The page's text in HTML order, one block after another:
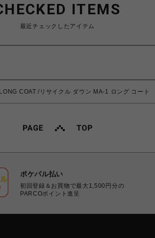
ITEMS
最近チェックしたアイテム
COAT /リサイクル ダウン MA-1 ロング コート
ポケパル払い
初回登録＆お買物で最大1,500円分の
PARCOポイント進呈